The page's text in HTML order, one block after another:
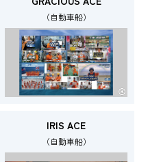
（自動車船）
IRIS ACE
（自動車船）